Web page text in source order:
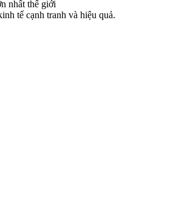
tế cạnh tranh và hiệu quả.